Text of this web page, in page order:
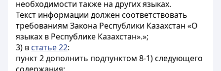
необходимости также на других языках.
Текст информации должен соответствовать
требованиям Закона Республики Казахстан «О
языках в Республике Казахстан».»;
3) в статье 22:
пункт 2 дополнить подпунктом 8-1) следующего